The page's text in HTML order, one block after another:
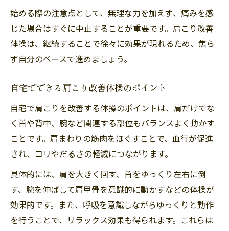
始める際の注意点として、無理な力を加えず、痛みを感
じた場合はすぐに中止することが重要です。肩こり改善
体操は、継続することで徐々に効果が現れるため、焦ら
ず自分のペースで進めましょう。
自宅でできる肩こり改善体操のポイント
自宅で肩こりを改善する体操のポイントは、肩だけでな
く首や背中、腕など関連する部位もバランスよく動かす
ことです。肩まわりの筋肉をほぐすことで、血行が促進
され、コリやだるさの軽減につながります。
具体的には、肩を大きく回す、首をゆっくり左右に倒
す、腕を伸ばして肩甲骨を意識的に動かすなどの体操が
効果的です。また、呼吸を意識しながらゆっくりと動作
を行うことで、リラックス効果も得られます。これらは